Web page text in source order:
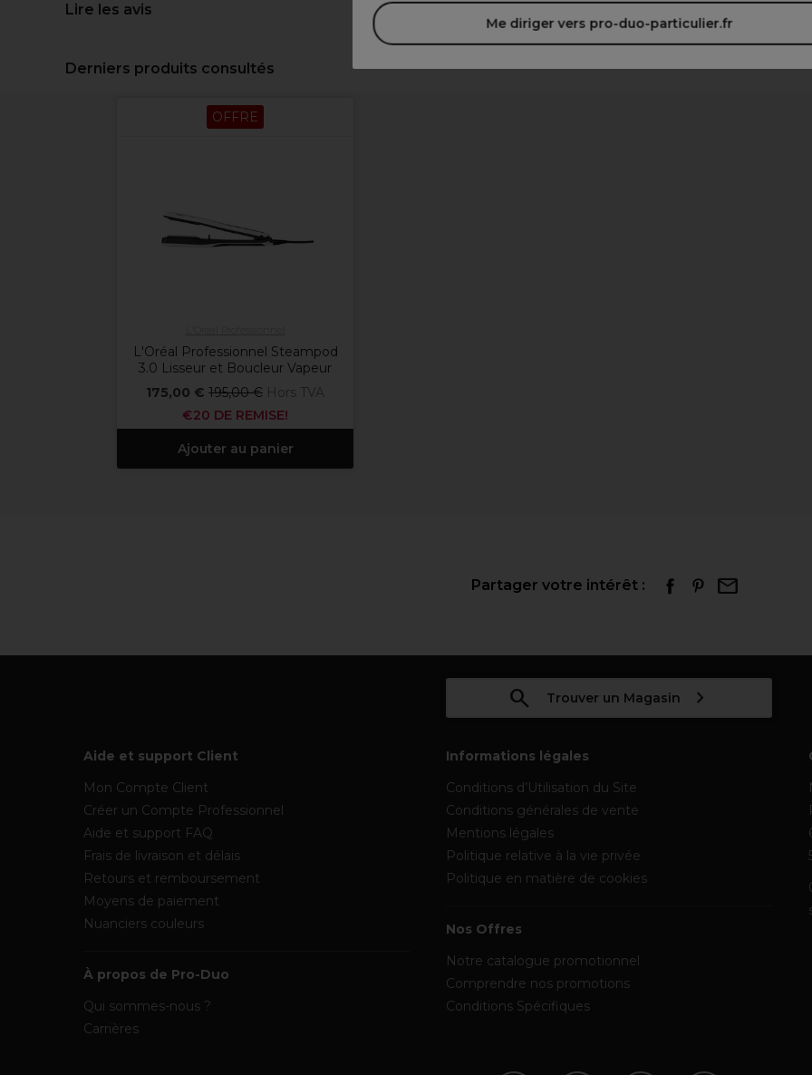
Me diriger vers pro-duo-particulier.fr
Lire les avis
Derniers produits consultés
OFFRE
L'Oréal Professionnel Steampod
3.0 Lisseur et Boucleur Vapeur
175,00 € 195,00 € Hors TVA
€20 DE REMISE!
Ajouter au panier
Partager votre intérêt :
Trouver un Magasin
Aide et support Client
Mon Compte Client
Créer un Compte Professionnel
Aide et support FAQ
Frais de livraison et délais
Retours et remboursement
Moyens de paiement
Nuanciers couleurs
À propos de Pro-Duo
Qui sommes-nous ?
Carrières
Informations légales
Conditions d’Utilisation du Site
Conditions générales de vente
Mentions légales
Politique relative à la vie privée
Politique en matière de cookies
Nos Offres
Notre catalogue promotionnel
Comprendre nos promotions
Conditions Spécifiques